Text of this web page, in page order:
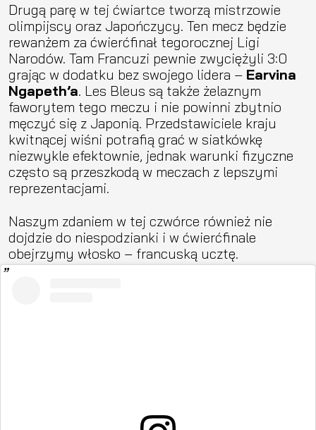
Drugą parę w tej ćwiartce tworzą mistrzowie
olimpijscy oraz Japończycy. Ten mecz będzie
rewanżem za ćwierćfinał tegorocznej Ligi
Narodów. Tam Francuzi pewnie zwyciężyli 3:0
grając w dodatku bez swojego lidera – Earvina
Ngapeth’a. Les Bleus są także żelaznym
faworytem tego meczu i nie powinni zbytnio
męczyć się z Japonią. Przedstawiciele kraju
kwitnącej wiśni potrafią grać w siatkówkę
niezwykle efektownie, jednak warunki fizyczne
często są przeszkodą w meczach z lepszymi
reprezentacjami.
Naszym zdaniem w tej czwórce również nie
dojdzie do niespodzianki i w ćwierćfinale
obejrzymy włosko – francuską ucztę.